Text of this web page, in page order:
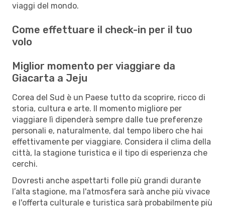
viaggi del mondo.
Come effettuare il check-in per il tuo
volo
Miglior momento per viaggiare da
Giacarta a Jeju
Corea del Sud è un Paese tutto da scoprire, ricco di
storia, cultura e arte. Il momento migliore per
viaggiare lì dipenderà sempre dalle tue preferenze
personali e, naturalmente, dal tempo libero che hai
effettivamente per viaggiare. Considera il clima della
città, la stagione turistica e il tipo di esperienza che
cerchi.
Dovresti anche aspettarti folle più grandi durante
l’alta stagione, ma l'atmosfera sarà anche più vivace
e l'offerta culturale e turistica sarà probabilmente più